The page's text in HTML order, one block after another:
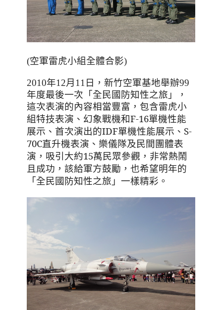
(空軍雷虎小組全體合影)
2010年12月11日 ，新竹空軍基地舉辦99
年度最後一次 「全民國防知性之旅」
，
這次表演的內容相當豐富 ，包含雷虎小
組特技表演 、幻象戰機和F-16單機性能
展示 、首次演出的IDF單機性能展示 、S-
70C直升機表演 、 樂儀隊及民間團體表
演 ，吸引大約15萬民眾參觀 ，非常熱鬧
且成功 ，該給軍方鼓勵 ，也希望明年的
「全民國防知性之旅」一樣精彩 。